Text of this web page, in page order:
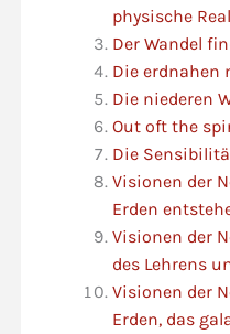
physische
Der Wandel
Die erdnahen
Die niederen
Out oft the
Die
Visionen der
Erden
Visionen der
des Lehrens
Visionen der
Erden, das